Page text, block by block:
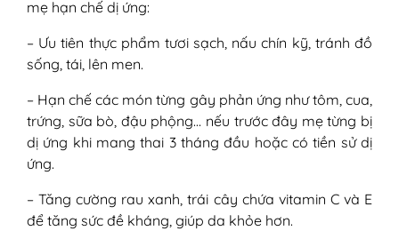
mẹ hạn chế dị ứng:
– Ưu tiên thực phẩm tươi sạch, nấu chín kỹ, tránh đồ
sống, tái, lên men.
– Hạn chế các món từng gây phản ứng như tôm, cua,
trứng, sữa bò, đậu phộng… nếu trước đây mẹ từng bị
dị ứng khi mang thai 3 tháng đầu hoặc có tiền sử dị
ứng.
– Tăng cường rau xanh, trái cây chứa vitamin C và E
để tăng sức đề kháng, giúp da khỏe hơn.